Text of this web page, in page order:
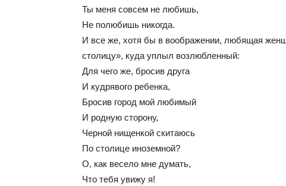
Ты меня совсем не любишь,
Не полюбишь никогда.
И все же, хотя бы в воображении, любящая
столицу», куда уплыл возлюбленный:
Для чего же, бросив друга
И кудрявого ребенка,
Бросив город мой любимый
И родную сторону,
Черной нищенкой скитаюсь
По столице иноземной?
О, как весело мне думать,
Что тебя увижу я!